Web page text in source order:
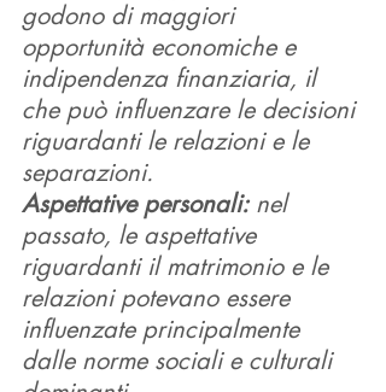
godono di maggiori
opportunità economiche e
indipendenza finanziaria, il
che può influenzare le decisioni
riguardanti le relazioni e le
separazioni.
Aspettative personali: nel
passato, le aspettative
riguardanti il matrimonio e le
relazioni potevano essere
influenzate principalmente
dalle norme sociali e culturali